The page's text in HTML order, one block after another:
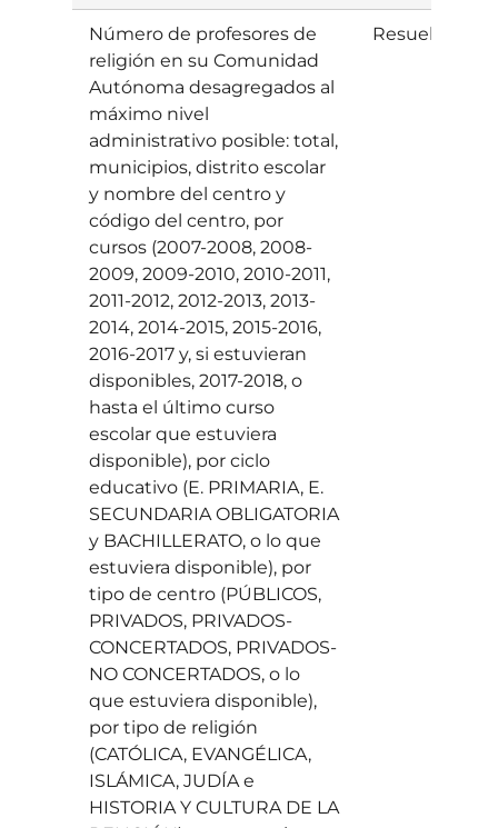
Número de profesores de
religión en su Comunidad
Autónoma desagregados al
máximo nivel
administrativo posible: total,
municipios, distrito escolar
y nombre del centro y
código del centro, por
cursos (2007-2008, 2008-
2009, 2009-2010, 2010-2011,
2011-2012, 2012-2013, 2013-
2014, 2014-2015, 2015-2016,
2016-2017 y, si estuvieran
disponibles, 2017-2018, o
hasta el último curso
escolar que estuviera
disponible), por ciclo
educativo (E. PRIMARIA, E.
SECUNDARIA OBLIGATORIA
y BACHILLERATO, o lo que
estuviera disponible), por
tipo de centro (PÚBLICOS,
PRIVADOS, PRIVADOS-
CONCERTADOS, PRIVADOS-
NO CONCERTADOS, o lo
que estuviera disponible),
por tipo de religión
(CATÓLICA, EVANGÉLICA,
ISLÁMICA, JUDÍA e
HISTORIA Y CULTURA DE LA
Resuelta